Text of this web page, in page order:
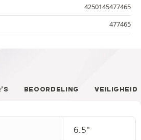
4250145477465
477465
BEOORDELING VEILIGHEID
6.5"